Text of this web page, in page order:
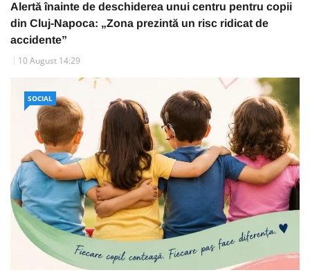
Alertă înainte de deschiderea unui centru pentru copii
din Cluj-Napoca: „Zona prezintă un risc ridicat de
accidente”
10 August 14:29
SOCIAL